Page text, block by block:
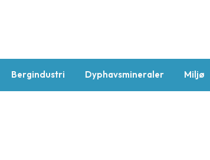
Bergindustri Dyphavsmineraler Miljø